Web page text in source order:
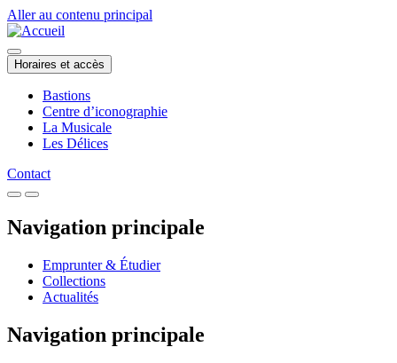
Aller au contenu principal
Horaires et accès
Bastions
Centre d’iconographie
La Musicale
Les Délices
Contact
Navigation principale
Emprunter & Étudier
Collections
Actualités
Navigation principale